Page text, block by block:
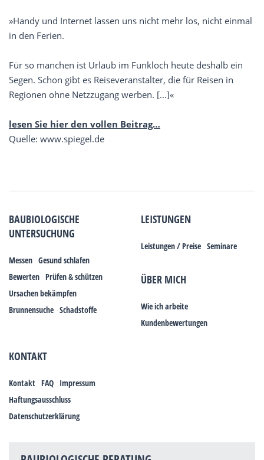
»Handy und Internet lassen uns nicht mehr los, nicht einmal
in den Ferien.
Für so manchen ist Urlaub im Funkloch heute deshalb ein
Segen. Schon gibt es Reiseveranstalter, die für Reisen in
Regionen ohne Netzzugang werben. […]«
lesen Sie hier den vollen Beitrag…
Quelle: www.spiegel.de
BAUBIOLOGISCHE
UNTERSUCHUNG
Messen Gesund schlafen
Bewerten Prüfen & schützen
Ursachen bekämpfen
Brunnensuche Schadstoffe
LEISTUNGEN
Leistungen / Preise Seminare
ÜBER MICH
Wie ich arbeite
Kundenbewertungen
KONTAKT
Kontakt FAQ Impressum
Haftungsausschluss
Datenschutzerklärung